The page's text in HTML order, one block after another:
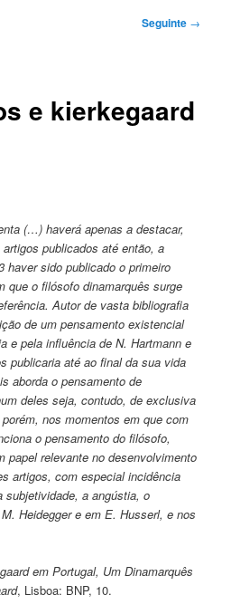
Seguinte →
e kierkegaard
(…) haverá apenas a destacar,
publicados até então, a
haver sido publicado o primeiro
que o filósofo dinamarquês surge
Autor de vasta bibliografia
de um pensamento existencial
e pela influência de N. Hartmann e
publicaria até ao final da sua vida
aborda o pensamento de
deles seja, contudo, de exclusiva
nos momentos em que com
o pensamento do filósofo,
papel relevante no desenvolvimento
artigos, com especial incidência
a angústia, o
Heidegger e em E. Husserl, e nos
em Portugal, Um Dinamarquês
, Lisboa: BNP, 10.